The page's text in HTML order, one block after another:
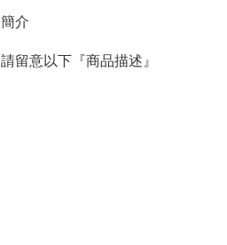
簡介
請留意以下『商品描述』